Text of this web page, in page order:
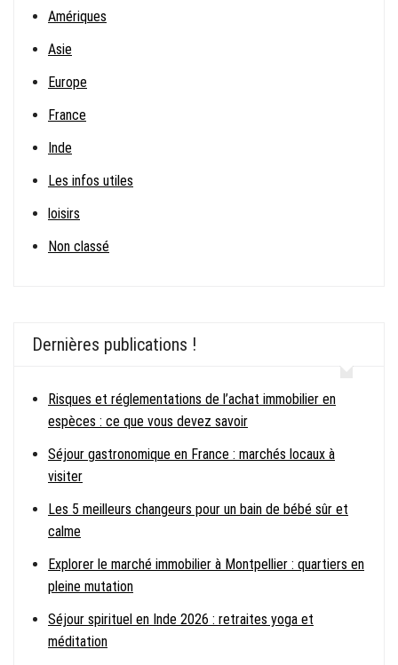
Amériques
Asie
Europe
France
Inde
Les infos utiles
loisirs
Non classé
Dernières publications !
Risques et réglementations de l’achat immobilier en
espèces : ce que vous devez savoir
Séjour gastronomique en France : marchés locaux à
visiter
Les 5 meilleurs changeurs pour un bain de bébé sûr et
calme
Explorer le marché immobilier à Montpellier : quartiers en
pleine mutation
Séjour spirituel en Inde 2026 : retraites yoga et
méditation